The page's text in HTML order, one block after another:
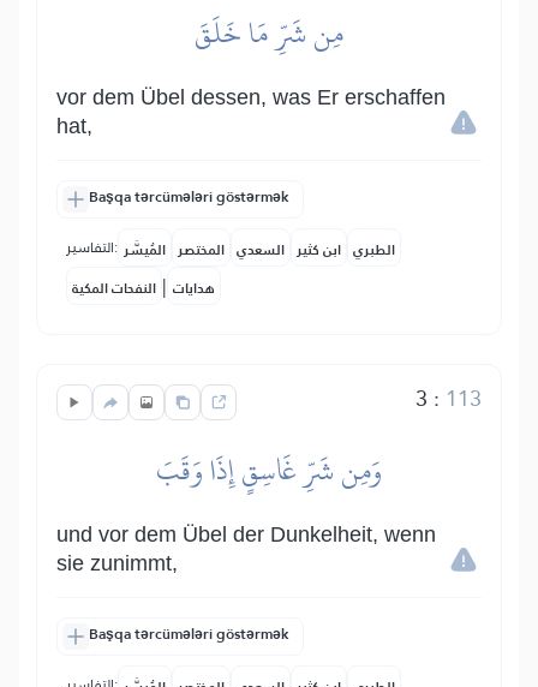
مِن شَرِّ مَا خَلَقَ
vor dem Übel dessen, was Er erschaffen
hat,
Başqa tərcümələri göstərmək
التفاسير: المُيسَّر المختصر السعدي ابن كثير الطبري
النفحات المكية | هدايات
3 : 113
وَمِن شَرِّ غَاسِقٍ إِذَا وَقَبَ
und vor dem Übel der Dunkelheit, wenn
sie zunimmt,
Başqa tərcümələri göstərmək